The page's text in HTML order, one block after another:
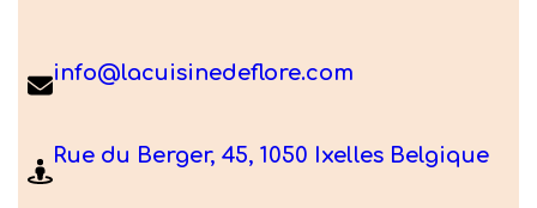
info@lacuisinedeflore.com
Rue du Berger, 45, 1050 Ixelles Belgique